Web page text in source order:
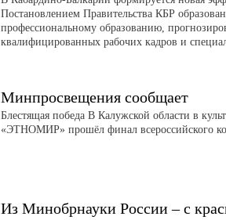
Постановлением Правительства КБР
профессиональному образованию,
квалифицированных рабочих кадров и
Минпросвещения сообщает
Блестящая победа В Калужской области в
«ЭТНОМИР» прошёл финал всероссийского
Из Минобрнауки России – с